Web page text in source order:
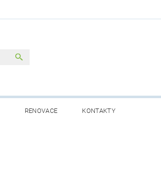
RENOVACE KONTAKTY